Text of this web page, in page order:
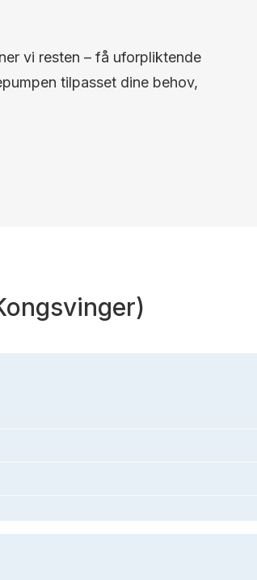
vi resten – få uforpliktende
tilpasset dine behov,